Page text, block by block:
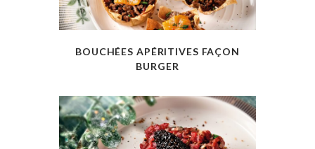
BOUCHÉES APÉRITIVES FAÇON
BURGER